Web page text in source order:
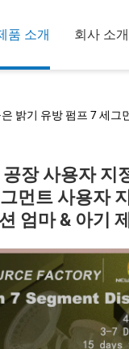
품 소개 회사 소개
밝기 유방 펌프 7 세
장 사용자 지
먼트 사용자
엄마 & 아기